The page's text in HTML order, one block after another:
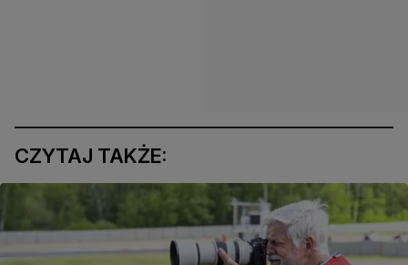
CZYTAJ TAKŻE: